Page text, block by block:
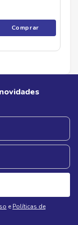
Comprar
e Políticas de